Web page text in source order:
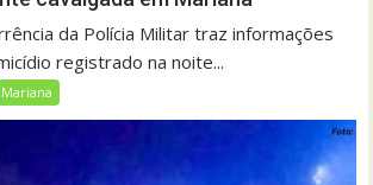
da Polícia Militar traz informações
registrado na noite...
Mariana